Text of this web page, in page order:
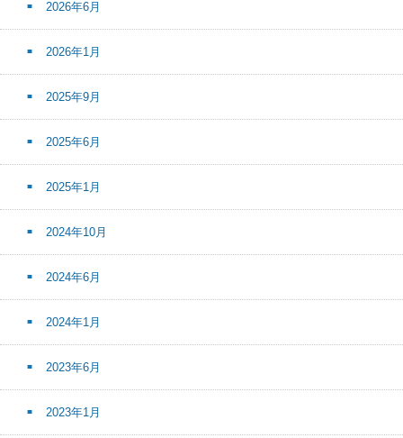
2026年6月
2026年1月
2025年9月
2025年6月
2025年1月
2024年10月
2024年6月
2024年1月
2023年6月
2023年1月